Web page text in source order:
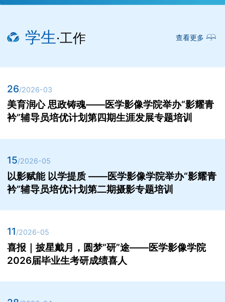
学生·工作 查看更多
26/2026-03
美育润心 思政铸魂——医学影像学院举办“影耀青
衿”辅导员培优计划第四期生涯发展专题培训
15/2026-05
以影赋能 以学提质 ——医学影像学院举办“影耀青
衿”辅导员培优计划第二期摄影专题培训
11/2026-05
喜报｜披星戴月，圆梦“研”途——医学影像学院
2026届毕业生考研成绩喜人